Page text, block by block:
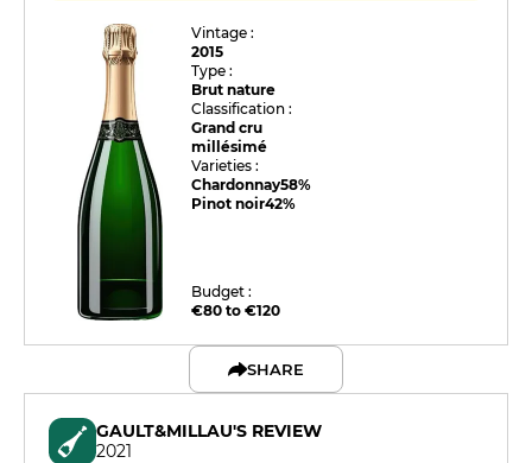
Vintage :
2015
Type :
Brut nature
Classification :
Grand cru
millésimé
Varieties :
Chardonnay58%
Pinot noir42%
Budget :
€80 to €120
SHARE
GAULT&MILLAU'S REVIEW
2021